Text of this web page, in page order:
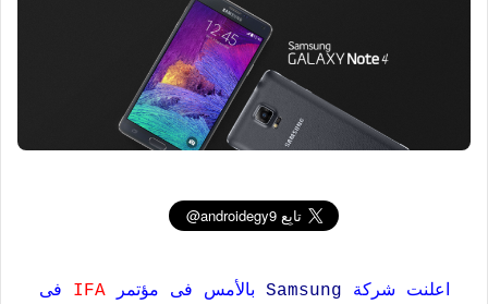
اعلنت شركة Samsung بالأمس فى مؤتمرIFA فى